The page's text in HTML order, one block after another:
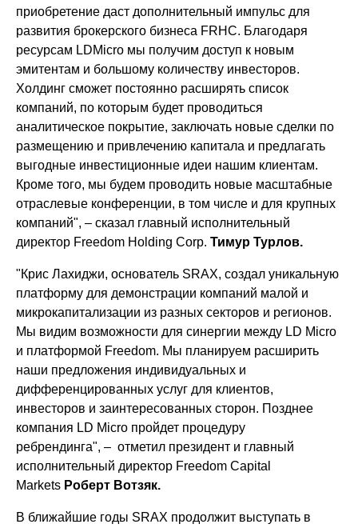
приобретение даст дополнительный импульс для
развития брокерского бизнеса FRHC. Благодаря
ресурсам LDMicro мы получим доступ к новым
эмитентам и большому количеству инвесторов.
Холдинг сможет постоянно расширять список
компаний, по которым будет проводиться
аналитическое покрытие, заключать новые сделки по
размещению и привлечению капитала и предлагать
выгодные инвестиционные идеи нашим клиентам.
Кроме того, мы будем проводить новые масштабные
отраслевые конференции, в том числе и для крупных
компаний", – сказал главный исполнительный
директор Freedom Holding Corp.Тимур Турлов.
"Крис Лахиджи, основатель SRAX, создал уникальную
платформу для демонстрации компаний малой и
микрокапитализации из разных секторов и регионов.
Мы видим возможности для синергии между LD Micro
и платформой Freedom. Мы планируем расширить
наши предложения индивидуальных и
дифференцированных услуг для клиентов,
инвесторов и заинтересованных сторон. Позднее
компания LD Micro пройдет процедуру
ребрендинга", – отметил президент и главный
исполнительный директор Freedom Capital
Markets Роберт Вотзяк.
В ближайшие годы SRAX продолжит выступать в